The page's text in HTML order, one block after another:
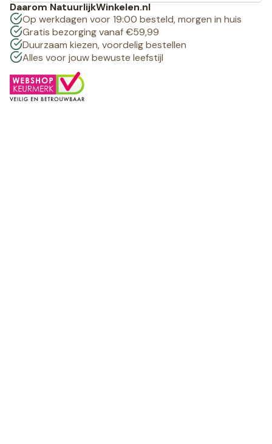
Daarom NatuurlijkWinkelen.nl
Op werkdagen voor 19:00 besteld, morgen in huis
Gratis bezorging vanaf €59,99
Duurzaam kiezen, voordelig bestellen
Alles voor jouw bewuste leefstijl